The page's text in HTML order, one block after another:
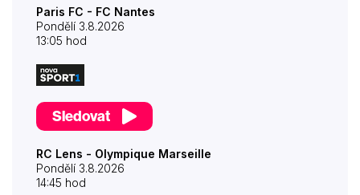
Paris FC - FC Nantes
Pondělí 3.8.2026
13:05 hod
Sledovat
RC Lens - Olympique Marseille
Pondělí 3.8.2026
14:45 hod